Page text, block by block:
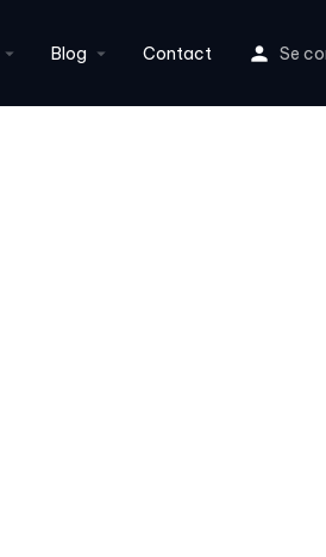
Blog Contact Se